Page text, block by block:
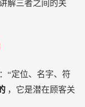
解三者之间的关
“定位、名字、符
，它是潜在顾客关